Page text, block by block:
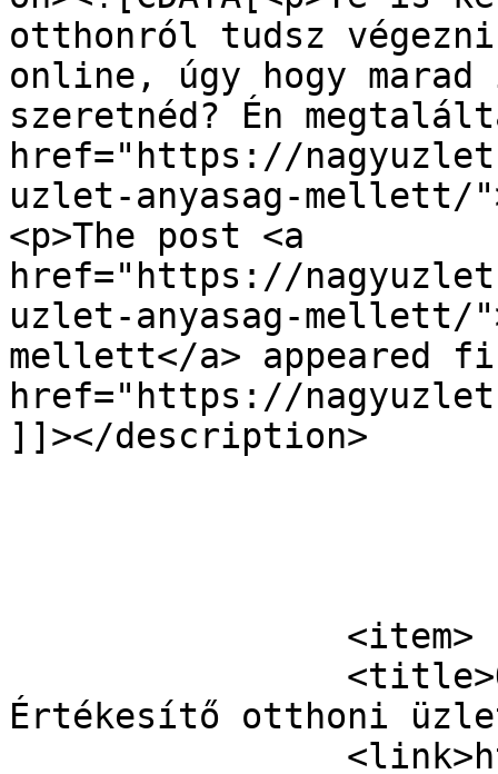
otthonról tudsz
online, úgy hogy marad
szeretnéd? Én
href="https://
uzlet-anyasag-mellett/
<p>The post <a
href="https://
uzlet-anyasag-mellett/
mellett</a> appeared
href="https://
]]></description>
Értékesítő otthoni